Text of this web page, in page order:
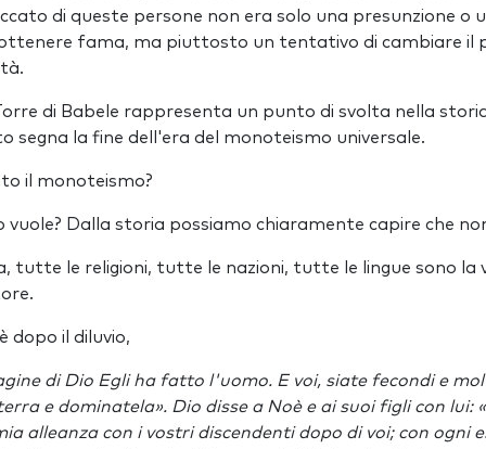
di queste persone non era solo una presunzione o
ottenere fama, ma piuttosto un tentativo di cambiare il
di Babele rappresenta un punto di svolta nella
segna la fine dell'era del monoteismo universale.
il monoteismo?
vuole? Dalla storia possiamo chiaramente capire che
tutte le religioni, tutte le nazioni, tutte le lingue sono la
dopo il diluvio,
di Dio Egli ha fatto l'uomo. E voi, siate fecondi e
e dominatela». Dio disse a Noè e ai suoi figli con lui:
alleanza con i vostri discendenti dopo di voi; con ogni